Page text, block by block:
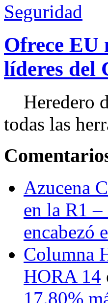
Seguridad
Ofrece EU
líderes del
Heredero
todas las
Azucena
en la R1
encabezó
Columna
HORA 14
17.80%